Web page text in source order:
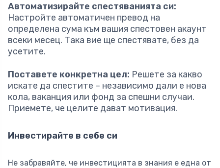
Автоматизирайте спестяванията си:
Настройте автоматичен превод на
определена сума към вашия спестовен акаунт
всеки месец. Така вие ще спестявате, без да
усетите.
Поставете конкретна цел: Решете за какво
искате да спестите – независимо дали е нова
кола, ваканция или фонд за спешни случаи.
Приемете, че целите дават мотивация.
Инвестирайте в себе си
Не забравяйте, че инвестицията в знания е една от